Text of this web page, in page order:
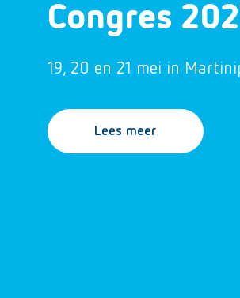
Congres
19, 20 en 21 mei in
Lees meer